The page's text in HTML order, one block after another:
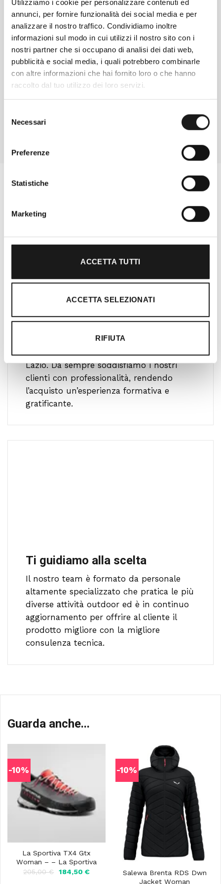
Utilizziamo i cookie per personalizzare contenuti ed
annunci, per fornire funzionalità dei social media e per
analizzare il nostro traffico. Condividiamo inoltre
informazioni sul modo in cui utilizzi il nostro sito con i
nostri partner che si occupano di analisi dei dati web,
pubblicità e social media, i quali potrebbero combinarle
con altre informazioni che hai fornito loro o che hanno
raccolto dal tuo utilizzo dei loro servizi.
delNecessari
Preferenze
Statistiche
Marketing
ACCETTA TUTTI
ACCETTA SELEZIONATI
RIFIUTA
Chiedi ad un esperto
Davide di RRTrek
Roma, RRTrek è il punto di riferimento
per amanti dell’outdoor a Roma e nel
Lazio. Da sempre soddisfiamo i nostri
clienti con professionalità, rendendo
l’acquisto un’esperienza formativa e
gratificante.
Ti guidiamo alla scelta
Il nostro team è formato da personale
altamente specializzato che pratica le più
diverse attività outdoor ed è in continuo
aggiornamento per offrire al cliente il
prodotto migliore con la migliore
consulenza tecnica.
Guarda anche...
-10%
La Sportiva TX4 Gtx
Woman – – La Sportiva
205,00€
Il
184,50 €Il
-10%
Salewa Brenta RDS Dwn
Jacket Woman